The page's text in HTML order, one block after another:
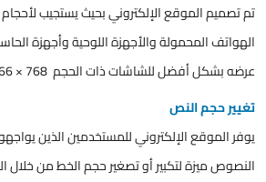
تم تصميم الموقع الإلكتروني بحيث يستجيب
الهواتف المحمولة والأجهزة اللوحية وأجهزة
عرضه بشكل أفضل للشاشات ذات الحجم 768 × 1366
تغيير حجم النص
يوفر الموقع الإلكتروني للمستخدمين الذين